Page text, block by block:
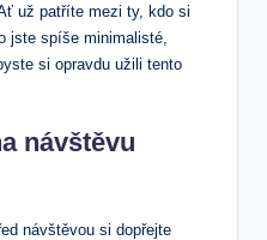
už patříte mezi ty, kdo si
jste spíše⁣ minimalisté,
si opravdu užili tento
návštěvu
návštěvou si dopřejte